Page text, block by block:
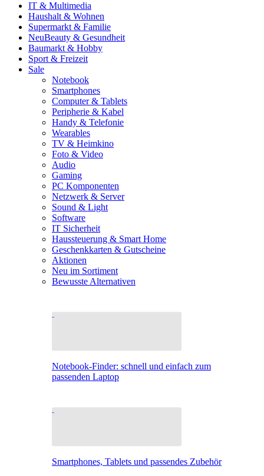
IT & Multimedia
Haushalt & Wohnen
Supermarkt & Familie
NeuBeauty & Gesundheit
Baumarkt & Hobby
Sport & Freizeit
Sale
Notebook
Smartphones
Computer & Tablets
Peripherie & Kabel
Handy & Telefonie
Wearables
TV & Heimkino
Foto & Video
Audio
Gaming
PC Komponenten
Netzwerk & Server
Sound & Light
Software
IT Sicherheit
Haussteuerung & Smart Home
Geschenkkarten & Gutscheine
Aktionen
Neu im Sortiment
Bewusste Alternativen
Notebook-Finder: schnell und einfach zum
passenden Laptop
Smartphones, Tablets und passendes Zubehör